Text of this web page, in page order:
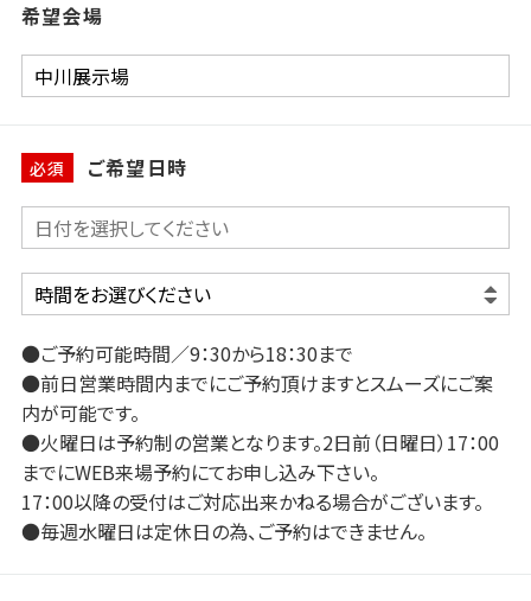
希望会場
必須 ご希望日時
●ご予約可能時間／9：30から18：30まで
●前日営業時間内までにご予約頂けますとスムーズにご案
内が可能です。
●火曜日は予約制の営業となります。2日前（日曜日）17：00
までにWEB来場予約にてお申し込み下さい。
17：00以降の受付はご対応出来かねる場合がございます。
●毎週水曜日は定休日の為、ご予約はできません。